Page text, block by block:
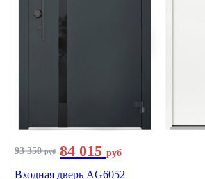
93 350руб 84 015 руб
Входная дверь AG6052